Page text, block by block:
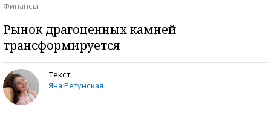
Финансы
Рынок драгоценных камней
трансформируется
Текст:
Яна Ретунская